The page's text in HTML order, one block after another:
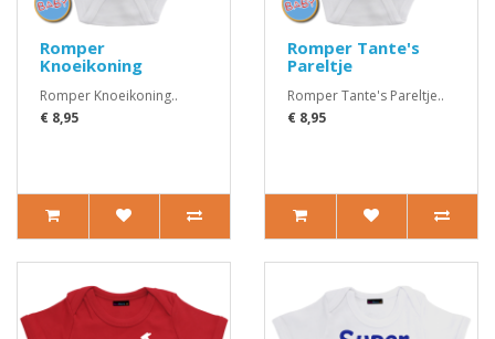
Romper
Knoeikoning
Romper Knoeikoning..
€ 8,95
Romper Tante's
Pareltje
Romper Tante's Pareltje..
€ 8,95